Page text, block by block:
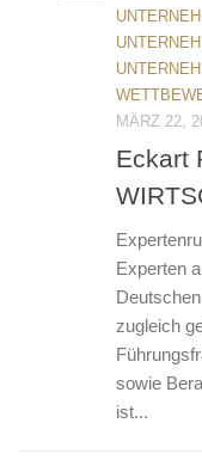
MÄRZ 22,
Eckart
Experten
zugleich
sowie
ist...